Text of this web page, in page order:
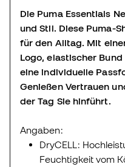
Die Puma Essentials
und Stil. Diese Puma-
für den Alltag. Mit
Logo, elastischer
eine individuelle
Genießen Vertrauen
der Tag Sie hinführt.
Angaben:
DryCELL:
Feuchtigkeit vom